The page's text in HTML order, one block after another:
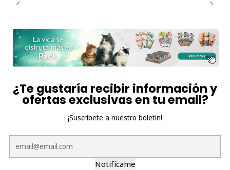
¿Te gustaría recibir información y
ofertas exclusivas en tu email?
¡Suscríbete a nuestro boletín!
Notifícame